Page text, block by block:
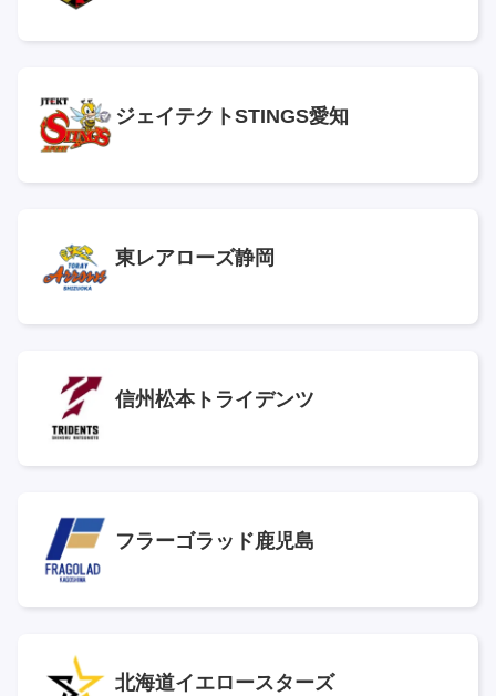
ジェイテクトSTINGS愛知
東レアローズ静岡
信州松本トライデンツ
フラーゴラッド鹿児島
北海道イエロースターズ